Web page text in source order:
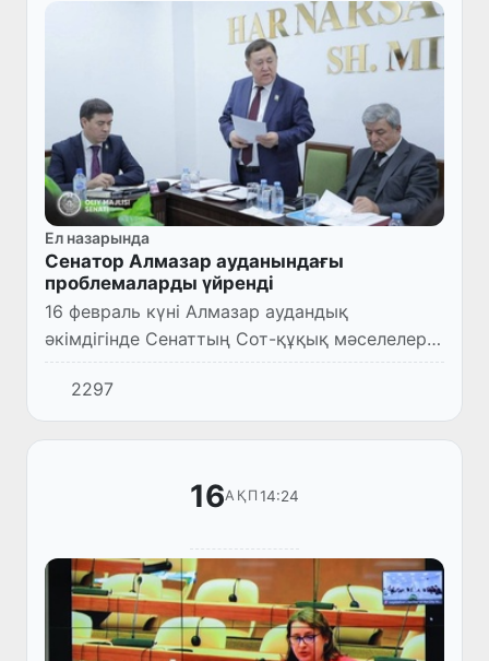
Ел назарында
Сенатор Алмазар ауданындағы
проблемаларды үйренді
16 февраль күні Алмазар аудандық
әкімдігінде Сенаттың Сот-құқық мәселелері
және сыбайлас жемқорлыққа қарсы күрес
комитетінің төрағасы Н.Умаровтың
қатысуымен жиын өтті.
2297
16АҚП 14:24